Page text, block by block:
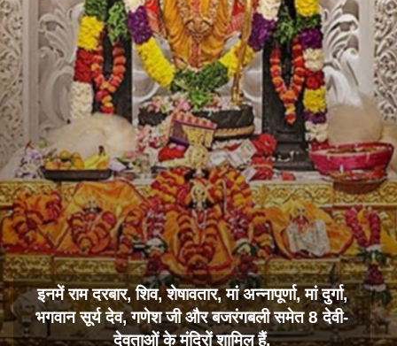
इनमें राम दरबार, शिव, शेषावतार, मां अन्नापूर्णा, मां दुर्गा,
भगवान सूर्य देव, गणेश जी और बजरंगबली समेत 8 देवी-
देवताओं के मंदिरों शामिल हैं.